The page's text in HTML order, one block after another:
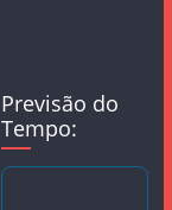
Previsão do
Tempo: